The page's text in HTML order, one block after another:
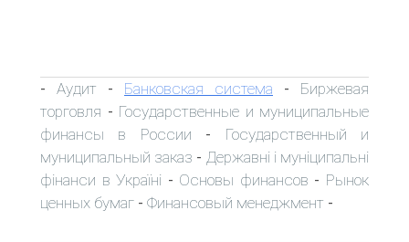
- Аудит - Банковская система - Биржевая
торговля - Государственные и муниципальные
финансы в России - Государственный и
муниципальный заказ - Державні і муніципальні
фінанси в Україні - Основы финансов - Рынок
ценных бумаг - Финансовый менеджмент -